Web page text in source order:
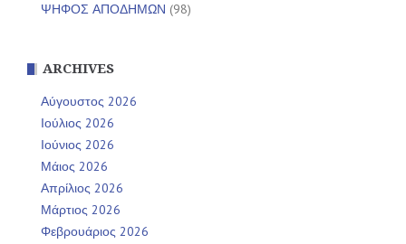
ΨΗΦΟΣ ΑΠΟΔΗΜΩΝ (98)
ARCHIVES
Αύγουστος 2026
Ιούλιος 2026
Ιούνιος 2026
Μάιος 2026
Απρίλιος 2026
Μάρτιος 2026
Φεβρουάριος 2026